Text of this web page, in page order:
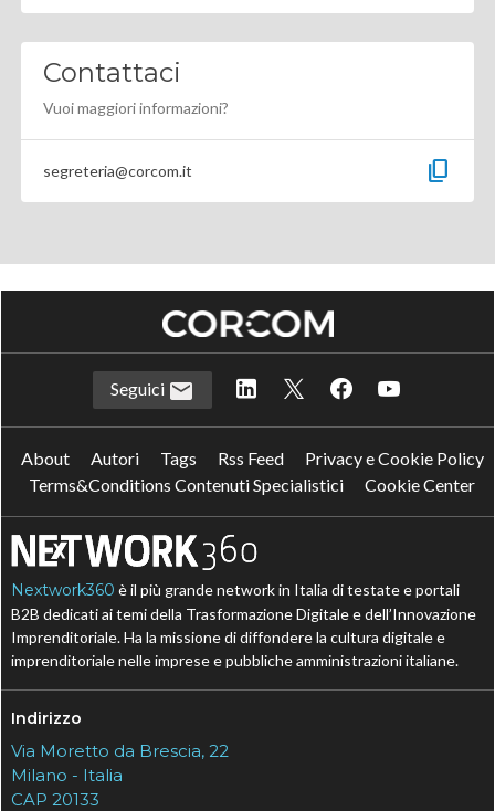
Contattaci
Vuoi maggiori informazioni?
segreteria@corcom.it content_copy
Seguici
About Autori Tags Rss Feed
Privacy e Cookie Policy
Terms&Conditions Contenuti Specialistici
Cookie Center
Nextwork360 è il più grande network in Italia di testate e portali
B2B dedicati ai temi della Trasformazione Digitale e dell’Innovazione
Imprenditoriale. Ha la missione di diffondere la cultura digitale e
imprenditoriale nelle imprese e pubbliche amministrazioni italiane.
Indirizzo
Via Moretto da Brescia, 22
Milano - Italia
CAP 20133